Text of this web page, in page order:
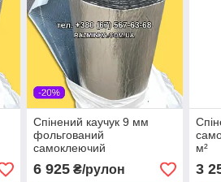
Спінений каучук 9 мм
фольгований
самоклеючий
(теплоізоляція). РУЛОН 10
м²
6 925₴/рулон
м²
3